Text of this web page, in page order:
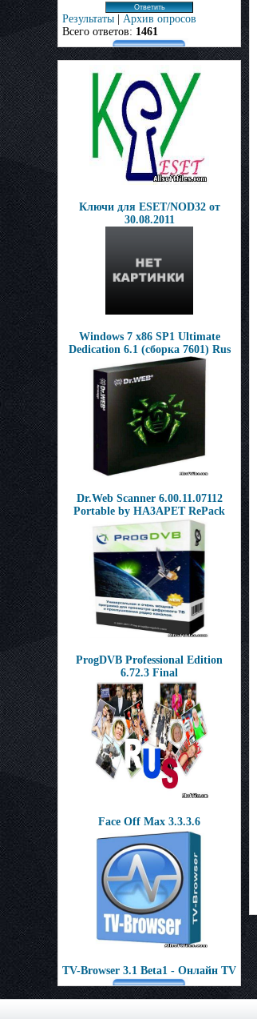
Результаты | Архив опросов
Всего ответов: 1461
Ключи для ESET/NOD32 от
30.08.2011
Windows 7 x86 SP1 Ultimate
Dedication 6.1 (сборка 7601) Rus
Dr.Web Scanner 6.00.11.07112
Portable by HA3APET RePack
ProgDVB Professional Edition
6.72.3 Final
Face Off Max 3.3.3.6
TV-Browser 3.1 Beta1 - Онлайн TV